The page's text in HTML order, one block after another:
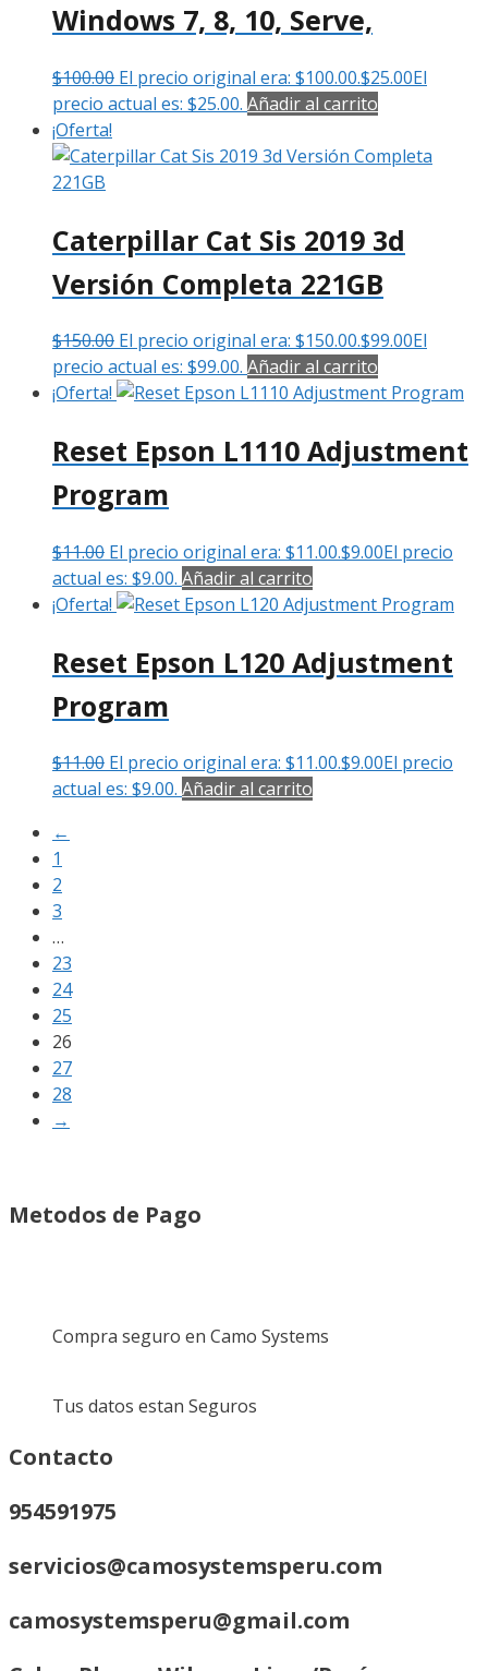
Windows 7, 8, 10, Serve,
$100.00 El precio original era: $100.00.$25.00El
precio actual es: $25.00. Añadir al carrito
¡Oferta!
Caterpillar Cat Sis 2019 3d
Versión Completa 221GB
$150.00 El precio original era: $150.00.$99.00El
precio actual es: $99.00. Añadir al carrito
¡Oferta!
Reset Epson L1110 Adjustment
Program
$11.00 El precio original era: $11.00.$9.00El precio
actual es: $9.00. Añadir al carrito
¡Oferta!
Reset Epson L120 Adjustment
Program
$11.00 El precio original era: $11.00.$9.00El precio
actual es: $9.00. Añadir al carrito
←
1
2
3
…
23
24
25
26
27
28
→
Metodos de Pago
Compra seguro en Camo Systems
Tus datos estan Seguros
Contacto
954591975
servicios@camosystemsperu.com
camosystemsperu@gmail.com